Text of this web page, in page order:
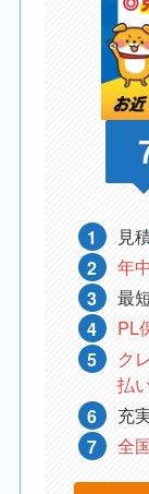
見
年
最
PL
ク
払
充
全